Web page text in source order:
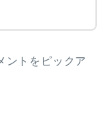
ントをピックア